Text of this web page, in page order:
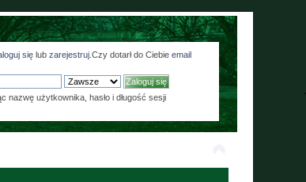
sięlub zarejestruj.Czy dotarł do Ciebie email
nazwę użytkownika, hasło i długość sesji